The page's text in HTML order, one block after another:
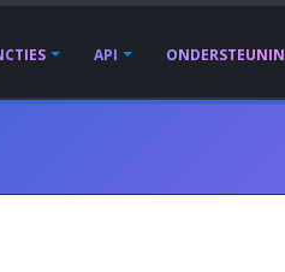
API